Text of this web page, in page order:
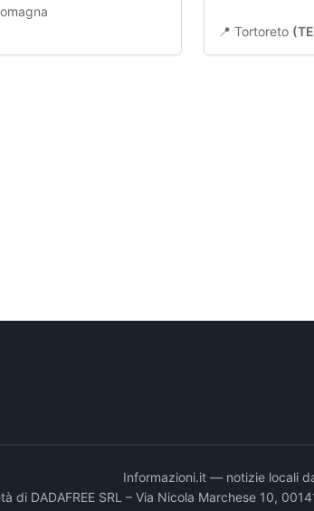
📍 Tortoreto
Informazioni.it — notizie locali
di DADAFREE SRL – Via Nicola Marchese 10,